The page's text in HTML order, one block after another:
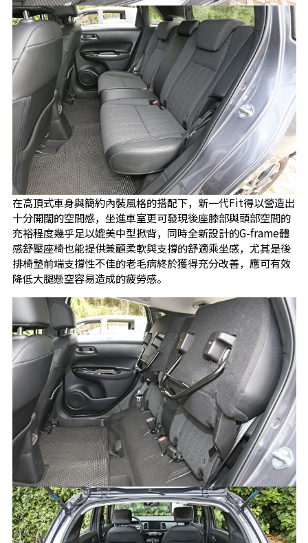
在高頂式車身與簡約內裝風格的搭配下，新一代Fit得以營造出
十分開闊的空間感，坐進車室更可發現後座膝部與頭部空間的
充裕程度幾乎足以媲美中型掀背，同時全新設計的G-frame體
感舒壓座椅也能提供兼顧柔軟與支撐的舒適乘坐感，尤其是後
排椅墊前端支撐性不佳的老毛病終於獲得充分改善，應可有效
降低大腿懸空容易造成的疲勞感。